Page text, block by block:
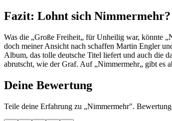
Fazit: Lohnt sich Nimmermehr?
Was die „Große Freiheit„ für Unheilig war, könnte
doch meiner Ansicht nach schaffen Martin Engler
Album, das tolle deutsche Titel liefert und auch die
abrutscht, wie der Graf. Auf „Nimmermehr„ gibt es
Deine Bewertung
Teile deine Erfahrung zu „Nimmermehr".